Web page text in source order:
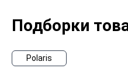
Подборки
Polaris